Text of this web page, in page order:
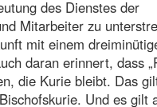
des Dienstes der
Mitarbeiter zu
mit einem
daran erinnert, dass
die Kurie bleibt. Das
Und es gilt